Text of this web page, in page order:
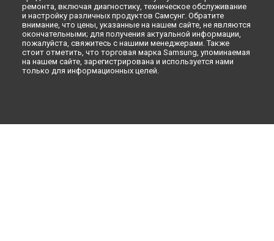
ремонта, включая диагностику, техническое обслуживание
и настройку различных продуктов Самсунг. Обратите
внимание, что цены, указанные на нашем сайте, не являются
окончательными; для получения актуальной информации,
пожалуйста, свяжитесь с нашими менеджерами. Также
стоит отметить, что торговая марка Samsung, упоминаемая
на нашем сайте, зарегистрирована и используется нами
только для информационных целей.